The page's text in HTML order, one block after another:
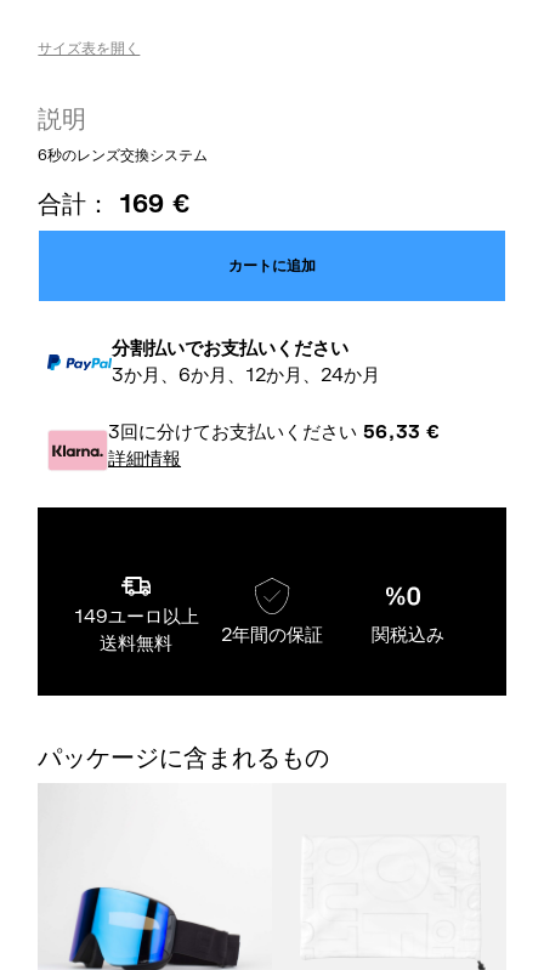
サイズ表を開く
説明
6秒のレンズ交換システム
合計： 169 €
カートに追加
分割払いでお支払いください
3か月、6か月、12か月、24か月
3回に分けてお支払いください56,33 €
詳細情報
149ユーロ以上
送料無料
2年間の保証 関税込み
パッケージに含まれるもの